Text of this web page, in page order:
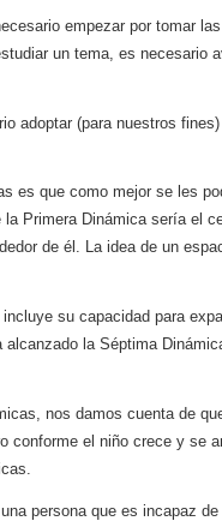
empezar por tomar
un tema, es necesario
adoptar (para nuestros
es que como mejor se les
Primera Dinámica sería el
de él. La idea de un
su capacidad para
la Séptima
nos damos cuenta de
conforme el niño crece y se
persona que es incapaz